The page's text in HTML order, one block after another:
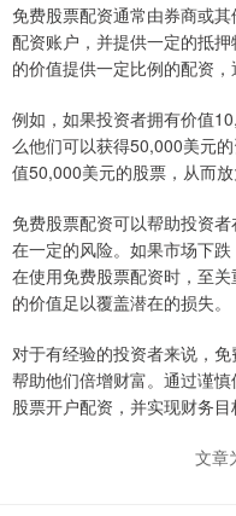
免费股票配资通常由券商或
配资账户，并提供一定的抵
的价值提供一定比例的配资，
例如，如果投资者拥有价值
么他们可以获得50,000美元
值50,000美元的股票，从而放
免费股票配资可以帮助投资
在一定的风险。如果市场下
在使用免费股票配资时，至
的价值足以覆盖潜在的损失。
对于有经验的投资者来说，
帮助他们倍增财富。通过谨
股票开户配资，并实现财务目
文章